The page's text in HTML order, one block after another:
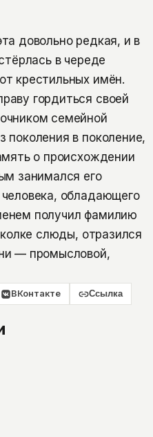
довольно редкая, и в
в череде
крестильных имён.
гордиться своей
семейной
поколения в поколение,
о происхождении
занимался его
обладающего
получил фамилию
слюды, отразился
— промысловой,
ВКонтакте Ссылка